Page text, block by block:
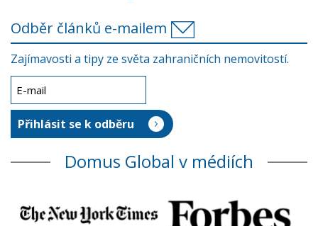
Odběr článků e-mailem
Zajímavosti a tipy ze světa zahraničních nemovitostí.
Domus Global v médiích